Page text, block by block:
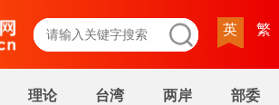
英 繁
理论 台湾 两岸
部委